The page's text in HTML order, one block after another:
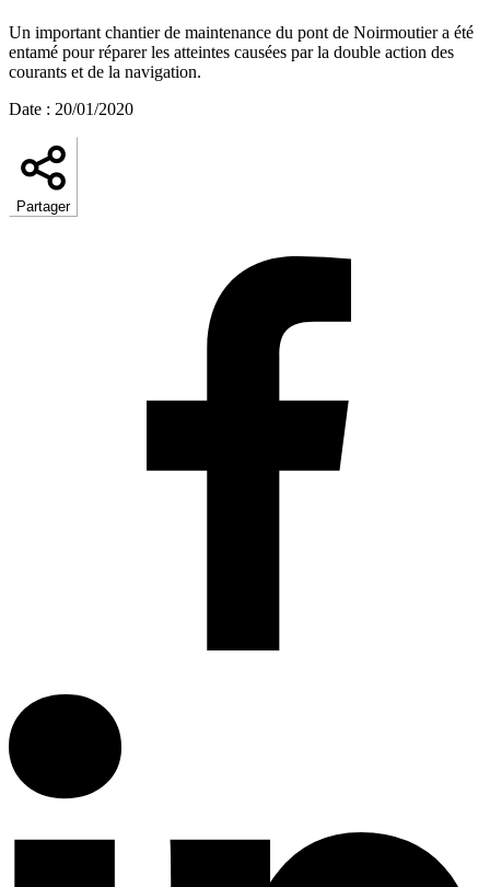
Un important chantier de maintenance du pont de Noirmoutier a été
entamé pour réparer les atteintes causées par la double action des
courants et de la navigation.
Date : 20/01/2020
Partager